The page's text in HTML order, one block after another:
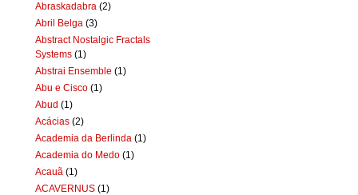
Abraskadabra (2)
Abril Belga (3)
Abstract Nostalgic Fractals
Systems (1)
Abstrai Ensemble (1)
Abu e Cisco (1)
Abud (1)
Acácias (2)
Academia da Berlinda (1)
Academia do Medo (1)
Acauã (1)
ACAVERNUS (1)